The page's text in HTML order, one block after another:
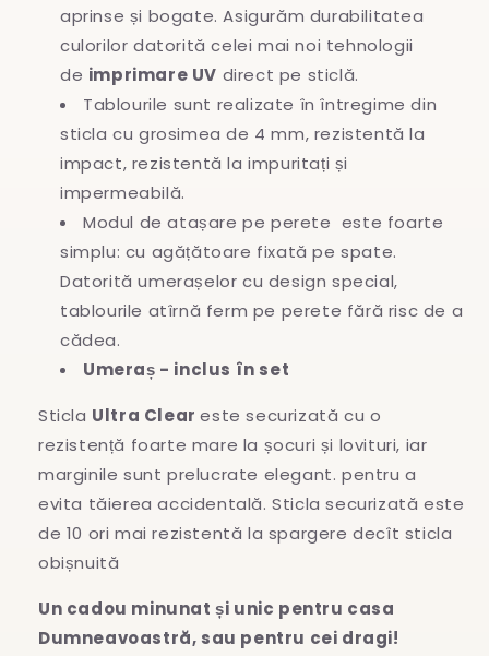
aprinse și bogate. Asigurăm durabilitatea
culorilor datorită celei mai noi tehnologii
de imprimare UV direct pe sticlă.
Tablourile sunt realizate în întregimedin
sticla cu grosimea de 4 mm, rezistentă la
impact, rezistentă la impuritați și
impermeabilă.
Modul de atașare pe perete este foarte
simplu: cu agățătoare fixată pe spate.
Datorită umerașelor cu design special,
tablourile atîrnă ferm pe perete fără risc de a
cădea.
Umeraș - inclus în set
Sticla Ultra Cleareste securizată cu o
rezistență foarte mare la șocuri și lovituri, iar
marginile sunt prelucrate elegant. pentru a
evita tăierea accidentală. Sticla securizată este
de 10 ori mai rezistentă la spargere decît sticla
obișnuită
Un cadou minunat și unic pentru casa
Dumneavoastră, sau pentru cei dragi!